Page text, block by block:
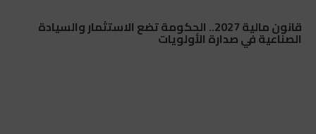
قانون مالية 2027.. الحكومة تضع الاستثمار والسيادة
الصناعية في صدارة الأولويات